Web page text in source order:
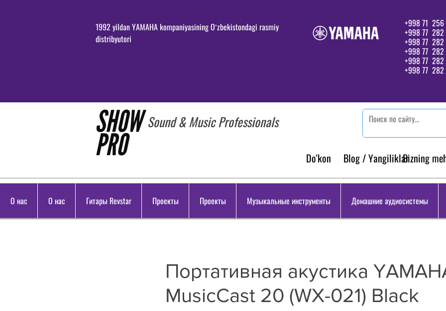
1992 yildan YAMAHA kompaniyasining Oʻzbekistondagi rasmiy
distribyutori
+998 71
+998 77 282
+998 77
+998 77
+998 77
+998 77
Sound & Music Professionals
Do'kon Blog / YangiliklarBizning
О нас О нас Гитары Revstar Проекты Проекты Музыкальные инструменты Домашние аудиосистемы
Портативная акустика
MusicCast 20 (WX-021) Black